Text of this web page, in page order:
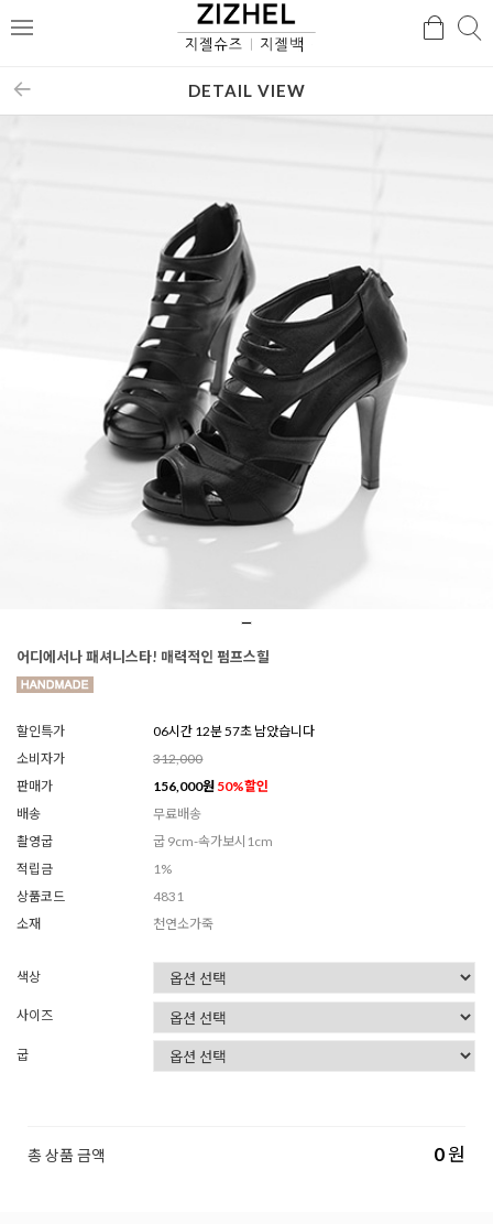
메
검
DETAIL VIEW
어디에서나 패셔니스타! 매력적인 펌프스힐
할인특가
06시간 12분 56초 남았습니다
소비자가
312,000
판매가
156,000원 50%할인
배송
무료배송
촬영굽
굽 9cm-속가보시1cm
적립금
1%
상품코드
4831
소재
천연소가죽
색상
사이즈
굽
총 상품 금액 0원